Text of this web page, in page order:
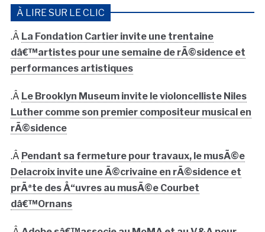
À LIRE SUR LE CLIC
.Â La Fondation Cartier invite une trentaine
dâ€™artistes pour une semaine de rÃ©sidence et
performances artistiques
.Â Le Brooklyn Museum invite le violoncelliste Niles
Luther comme son premier compositeur musical en
rÃ©sidence
.Â Pendant sa fermeture pour travaux, le musÃ©e
Delacroix invite une Ã©crivaine en rÃ©sidence et
prÃªte des Å“uvres au musÃ©e Courbet
dâ€™Ornans